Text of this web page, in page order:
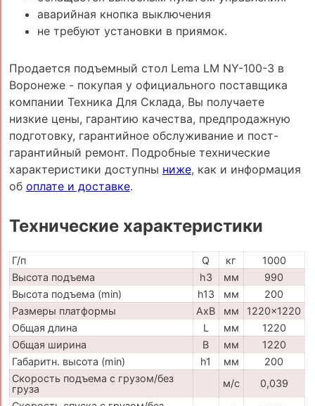
аварийная кнопка выключения
не требуют установки в приямок.
Продается подъемный стол Lema LM NY-100-3 в
Воронеже - покупая у официального поставщика
компании Техника Для Склада, Вы получаете
низкие цены, гарантию качества, предпродажную
подготовку, гарантийное обслуживание и пост-
гарантийный ремонт. Подробные технические
характеристики доступны ниже, как и информация
об оплате и доставке.
Технические характеристики
Г/п Q кг
1000
Высота подъема
h3 мм
990
Высота подъема (min)
h13 мм
200
Размеры платформы
AxB мм
1220x1220
Общая длина
L мм
1220
Общая ширина
B мм
1220
Габаритн. высота (min)
h1 мм
200
Скорость подъема с грузом/без
груза
м/с
0,039